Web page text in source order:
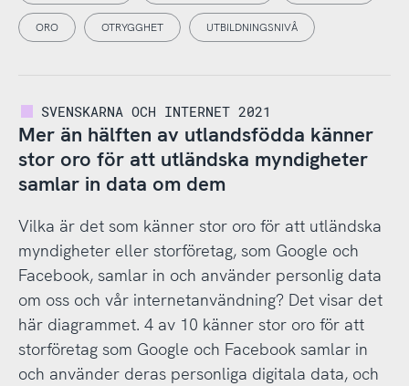
ORO OTRYGGHET UTBILDNINGSNIVÅ
SVENSKARNA OCH INTERNET 2021
Mer än hälften av utlandsfödda känner
stor oro för att utländska myndigheter
samlar in data om dem
Vilka är det som känner stor oro för att utländska
myndigheter eller storföretag, som Google och
Facebook, samlar in och använder personlig data
om oss och vår internetanvändning? Det visar det
här diagrammet. 4 av 10 känner stor oro för att
storföretag som Google och Facebook samlar in
och använder deras personliga digitala data, och